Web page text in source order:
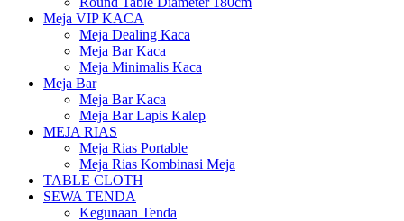
Meja VIP KACA
Meja Dealing Kaca
Meja Bar Kaca
Meja Minimalis Kaca
Meja Bar
Meja Bar Kaca
Meja Bar Lapis Kalep
MEJA RIAS
Meja Rias Portable
Meja Rias Kombinasi Meja
TABLE CLOTH
SEWA TENDA
Kegunaan Tenda